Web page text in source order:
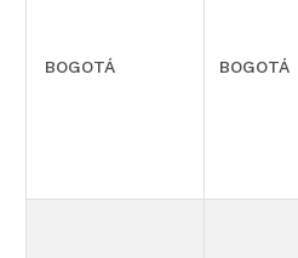
BOGOTÁ BOGOTÁ